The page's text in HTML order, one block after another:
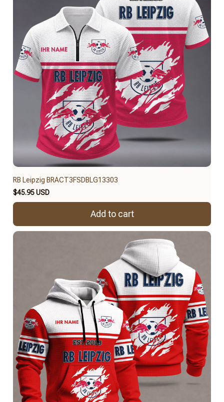
RB Leipzig BRACT3FSDBLG13303
$45.95 USD
Add to cart